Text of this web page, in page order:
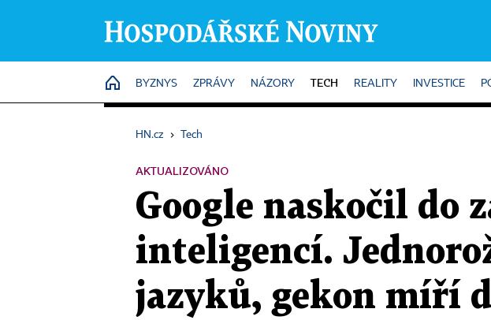
HOME
BYZNYS ZPRÁVY NÁZORY TECH REALITY INVESTICE
HN.cz › Tech
AKTUALIZOVÁNO
Google naskočil do
inteligencí.
jazyků, gekon míří